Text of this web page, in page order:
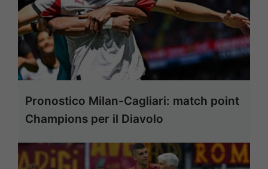
Pronostico Milan-Cagliari: match point
Champions per il Diavolo